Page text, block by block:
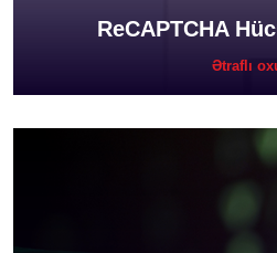
ReCAPTCHA
Ətraflı